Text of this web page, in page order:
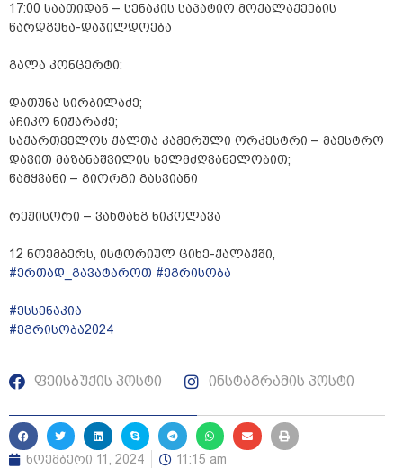
17:00 საათიდან – სენაკის საპატიო მოქალაქეების
წარდგენა-დაჯილდოება
გალა კონცერტი:
დათუნა სირბილაძე;
აჩიკო ნიჟარაძე;
საქართველოს ქალთა კამერული ორკესტრი – მაესტრო
დავით მაზანაშვილის ხელმძღვანელობით;
წამყვანი – გიორგი გასვიანი
რეჟისორი – ვახტანგ ნიკოლავა
12 ნოემბერს, ისტორიულ ციხე-ქალაქში,
#ერთად_გავატაროთ #ეგრისობა
#ესსენაკია
#ეგრისობა2024
ფეისბუქის პოსტი ინსტაგრამის პოსტი
ნოემბერი 11, 2024 11:15 am